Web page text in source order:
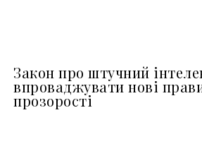
Закон про штучний
впроваджувати нові
прозорості